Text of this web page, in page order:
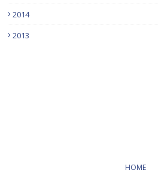
2014
2013
HOME